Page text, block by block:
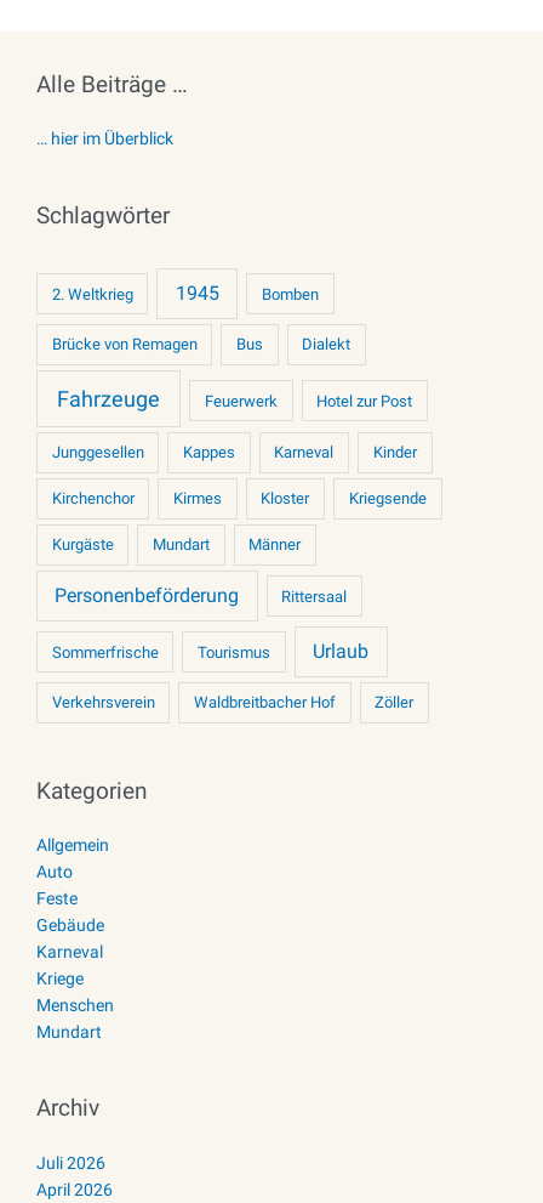
Alle Beiträge …
… hier im Überblick
Schlagwörter
2. Weltkrieg 1945 Bomben
Brücke von Remagen Bus Dialekt
Fahrzeuge Feuerwerk Hotel zur Post
Junggesellen Kappes Karneval Kinder
Kirchenchor Kirmes Kloster Kriegsende
Kurgäste Mundart Männer
Personenbeförderung Rittersaal
Sommerfrische Tourismus Urlaub
Verkehrsverein Waldbreitbacher Hof Zöller
Kategorien
Allgemein
Auto
Feste
Gebäude
Karneval
Kriege
Menschen
Mundart
Archiv
Juli 2026
April 2026